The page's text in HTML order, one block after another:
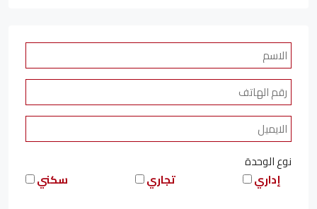
نوع الوحدة
سكني
تجاري إداري